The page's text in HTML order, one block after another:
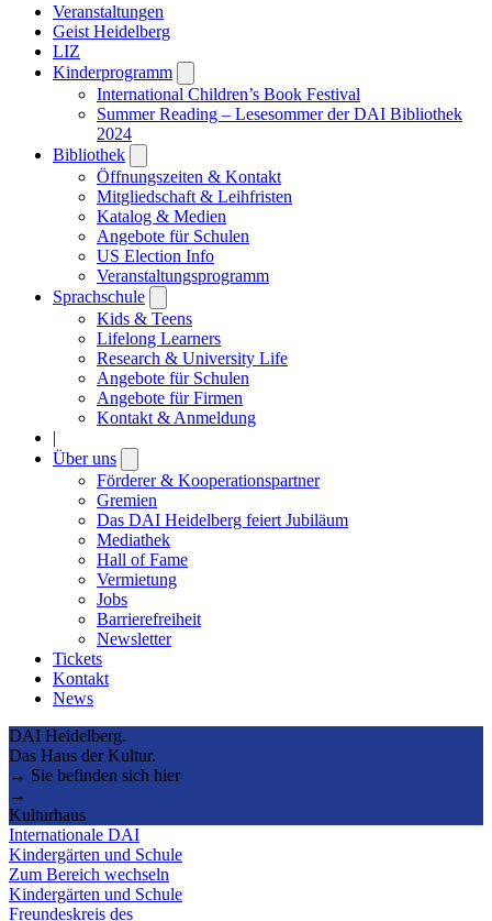
Veranstaltungen
Geist Heidelberg
LIZ
Kinderprogramm
submenu
International Children’s Book Festival
Summer Reading – Lesesommer der DAI Bibliothek
2024
Bibliothek
submenu
Öffnungszeiten & Kontakt
Mitgliedschaft & Leihfristen
Katalog & Medien
Angebote für Schulen
US Election Info
Veranstaltungsprogramm
Sprachschule
submenu
Kids & Teens
Lifelong Learners
Research & University Life
Angebote für Schulen
Angebote für Firmen
Kontakt & Anmeldung
|
Über uns
submenu
Förderer & Kooperationspartner
Gremien
Das DAI Heidelberg feiert Jubiläum
Mediathek
Hall of Fame
Vermietung
Jobs
Barrierefreiheit
Newsletter
Tickets
Kontakt
News
DAI Heidelberg.
Das Haus der Kultur.
→ Sie befinden sich hier
→
Kulturhaus
Internationale DAI
Kindergärten und Schule
Zum Bereich wechseln
Kindergärten und Schule
Freundeskreis des